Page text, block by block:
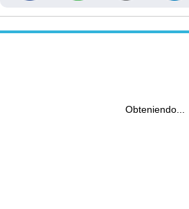
Obteniendo...